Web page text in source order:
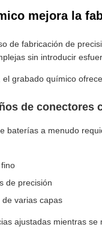
mejora la
de fabricación de
sin introducir
grabado químico
de conectores
baterías a menudo
de precisión
varias capas
ajustadas mientras